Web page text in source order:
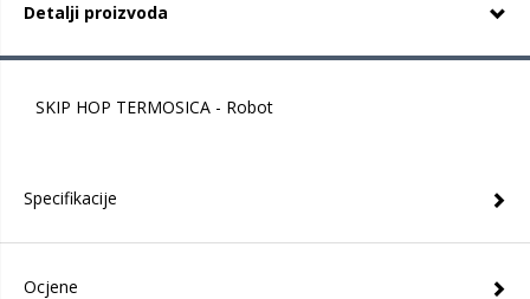
Detalji proizvoda
SKIP HOP TERMOSICA - Robot
Specifikacije
Ocjene